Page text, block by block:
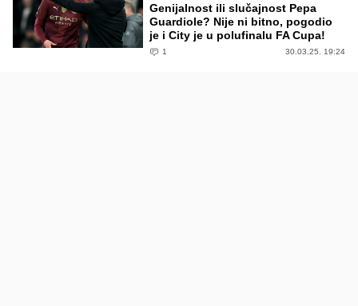
Genijalnost ili slučajnost Pepa
Guardiole? Nije ni bitno, pogodio
je i City je u polufinalu FA Cupa!
1 30.03.25. 19:24